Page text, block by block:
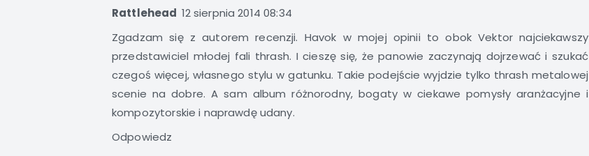
Rattlehead 12 sierpnia 2014 08:34
Zgadzam się z autorem recenzji. Havok w mojej opinii to obok Vektor najciekawszy
przedstawiciel młodej fali thrash. I cieszę się, że panowie zaczynają dojrzewać i szukać
czegoś więcej, własnego stylu w gatunku. Takie podejście wyjdzie tylko thrash metalowej
scenie na dobre. A sam album różnorodny, bogaty w ciekawe pomysły aranżacyjne i
kompozytorskie i naprawdę udany.
Odpowiedz